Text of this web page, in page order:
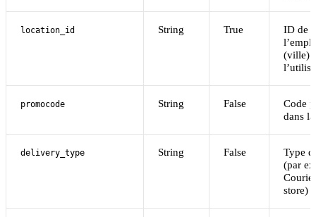
location_id String True
ID de
(ville)
promocode String False
Code
dans
delivery_type String False
Type
(par
store)